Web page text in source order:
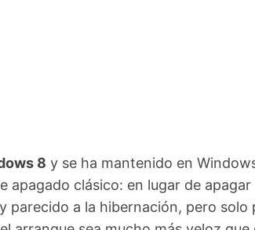
8 y se ha mantenido en
apagado clásico: en lugar de
parecido a la hibernación, pero